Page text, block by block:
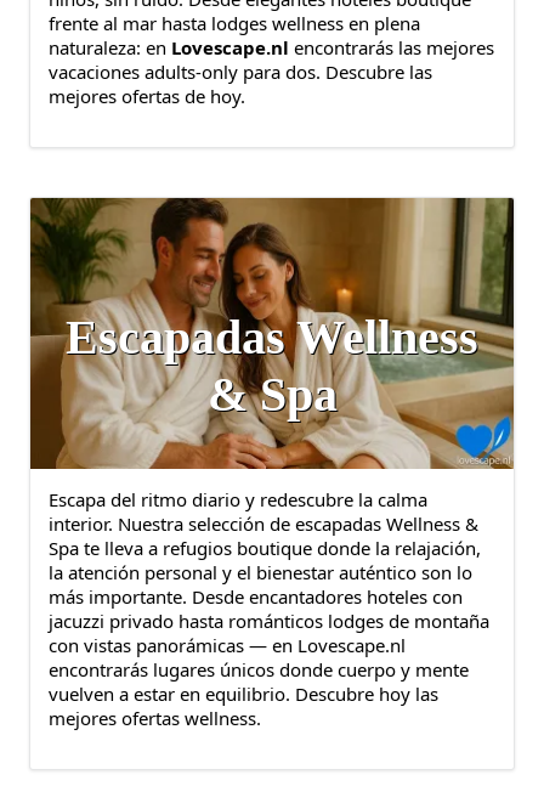
frente al mar hasta lodges wellness en plena
naturaleza: en Lovescape.nl encontrarás las mejores
vacaciones adults-only para dos. Descubre las
mejores ofertas de hoy.
Escapadas Wellness
& Spa
Escapa del ritmo diario y redescubre la calma
interior. Nuestra selección de escapadas Wellness &
Spa te lleva a refugios boutique donde la relajación,
la atención personal y el bienestar auténtico son lo
más importante. Desde encantadores hoteles con
jacuzzi privado hasta románticos lodges de montaña
con vistas panorámicas — en Lovescape.nl
encontrarás lugares únicos donde cuerpo y mente
vuelven a estar en equilibrio. Descubre hoy las
mejores ofertas wellness.